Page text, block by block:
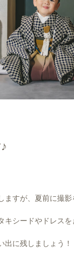
すが、夏前に撮影
キシードやドレスを
出に残しましょう！